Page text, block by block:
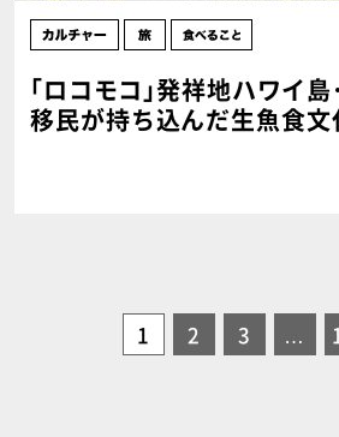
｢ロコモコ｣発祥地ハワイ
移民が持ち込んだ生魚食文
1 2 3 …